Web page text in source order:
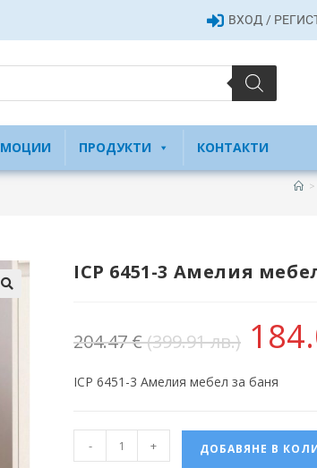
ВХОД /
ПРОДУКТИ КОНТАКТИ
>
ICP 6451-3 Амелия
204.47€(399.91 лв.)
ICP 6451-3 Амелия мебел за баня
- + ДОБАВЯНЕ В